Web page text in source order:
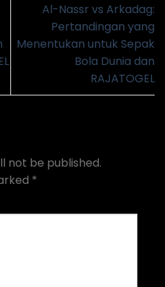
Al-Nassr vs Arkadag:
Pertandingan yang
Menentukan untuk Sepak
Bola Dunia dan
RAJATOGEL
not be published.
*